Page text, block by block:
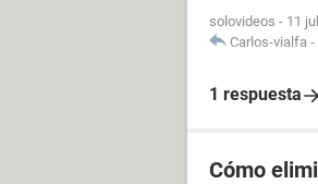
solovideos - 11
Carlos-vialfa -
1 respuesta
Cómo